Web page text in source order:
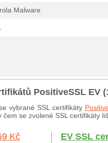
Malware
PositiveSSL EV
vybrané SSL certifikáty
se zvolené SSL certifikáty
Kč EV SSL